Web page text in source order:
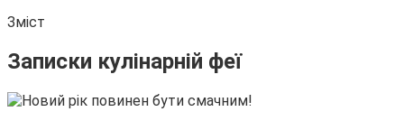
Зміст
Записки кулінарній феї